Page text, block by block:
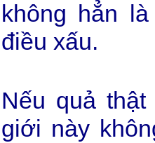
không hẳn
điều xấu.
Nếu quả
giới này